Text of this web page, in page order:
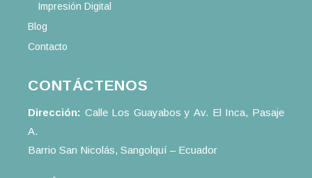
Impresión Digital
Blog
Contacto
CONTÁCTENOS
Dirección: Calle Los Guayabos y Av. El Inca, Pasaje
A.
Barrio San Nicolás, Sangolquí – Ecuador